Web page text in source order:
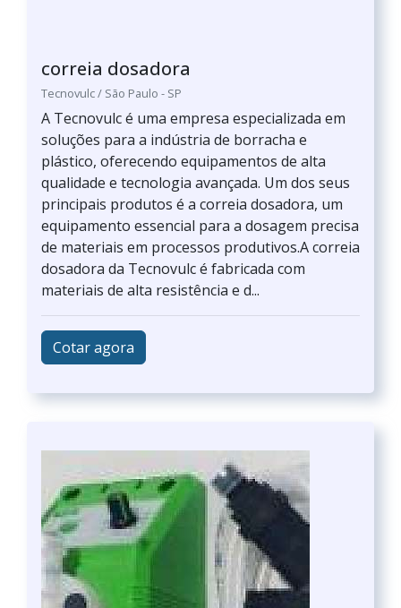
correia dosadora
Tecnovulc / São Paulo - SP
A Tecnovulc é uma empresa especializada em
soluções para a indústria de borracha e
plástico, oferecendo equipamentos de alta
qualidade e tecnologia avançada. Um dos seus
principais produtos é a correia dosadora, um
equipamento essencial para a dosagem precisa
de materiais em processos produtivos.A correia
dosadora da Tecnovulc é fabricada com
materiais de alta resistência e d...
Cotar agora